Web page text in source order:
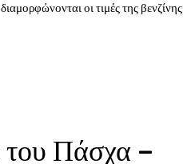
διαμορφώνονται οι τιμές της βενζίνης